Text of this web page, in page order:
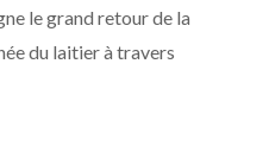
le grand retour de la
du laitier à travers